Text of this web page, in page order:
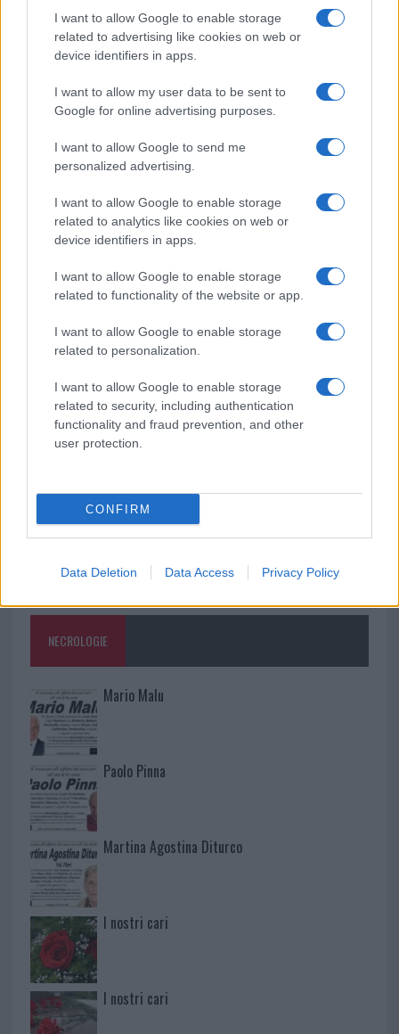
I want to allow Google to enable storage
related to advertising like cookies on web or
device identifiers in apps.
I want to allow my user data to be sent to
Google for online advertising purposes.
I want to allow Google to send me
personalized advertising.
I want to allow Google to enable storage
related to analytics like cookies on web or
device identifiers in apps.
I want to allow Google to enable storage
related to functionality of the website or app.
I want to allow Google to enable storage
related to personalization.
I want to allow Google to enable storage
related to security, including authentication
functionality and fraud prevention, and other
user protection.
CONFIRM
Data Deletion Data Access Privacy Policy
Michelle Hunziker in Gallura, bella anche dal
vivo: un amico vip svela come fa
Calangianus, dopo le polemiche il centro
accoglienza minori chiude
Olbia, divieto di sosta contro spaccio e degrado:
Pausa caffè impeccabile: come scegliere la
rinascita della strada che segnò la Gallura
Raid nelle campagne di Berchidda, rischio per
la rete elettrica
NECROLOGIE
Mario Malu
Paolo Pinna
Martina Agostina Diturco
I nostri cari
I nostri cari